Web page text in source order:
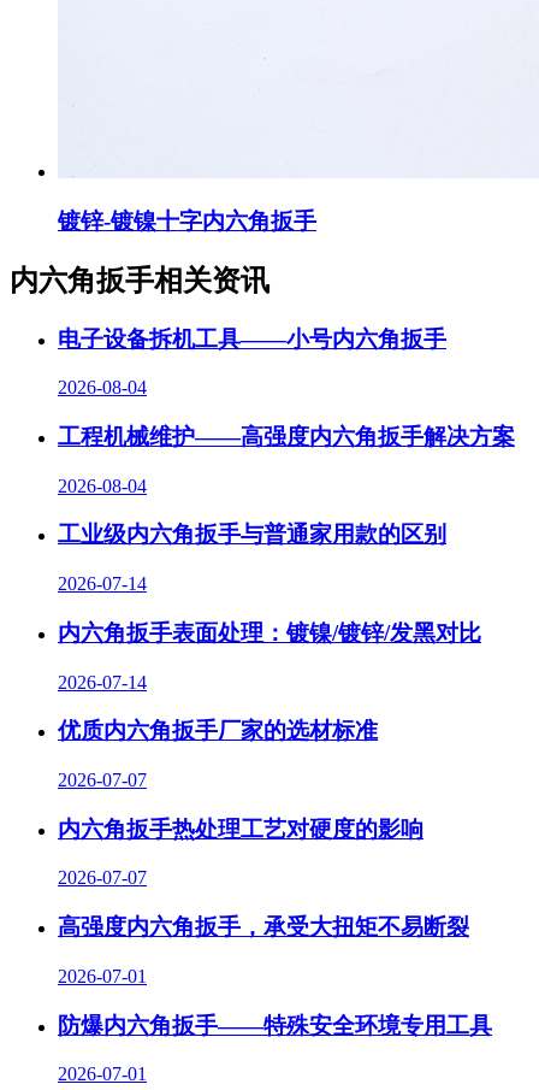
镀锌-镀镍十字内六角扳手
内六角扳手相关资讯
电子设备拆机工具——小号内六角扳手
2026-08-04
工程机械维护——高强度内六角扳手解决方案
2026-08-04
工业级内六角扳手与普通家用款的区别
2026-07-14
内六角扳手表面处理：镀镍/镀锌/发黑对比
2026-07-14
优质内六角扳手厂家的选材标准
2026-07-07
内六角扳手热处理工艺对硬度的影响
2026-07-07
高强度内六角扳手，承受大扭矩不易断裂
2026-07-01
防爆内六角扳手——特殊安全环境专用工具
2026-07-01